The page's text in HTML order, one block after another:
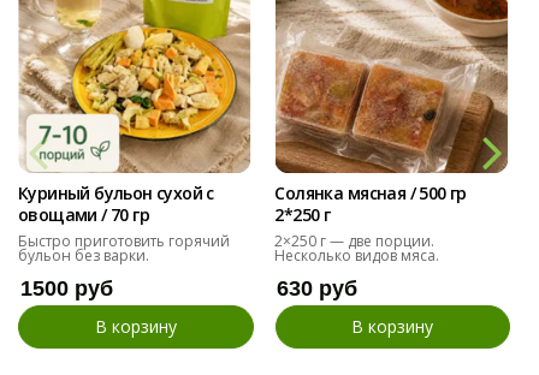
Куриный бульон сухой с
овощами / 70 гр
Быстро приготовить горячий
бульон без варки.
1500 руб
В корзину
Солянка мясная / 500 гр
2*250 г
2×250 г — две порции.
Несколько видов мяса.
630 руб
В корзину